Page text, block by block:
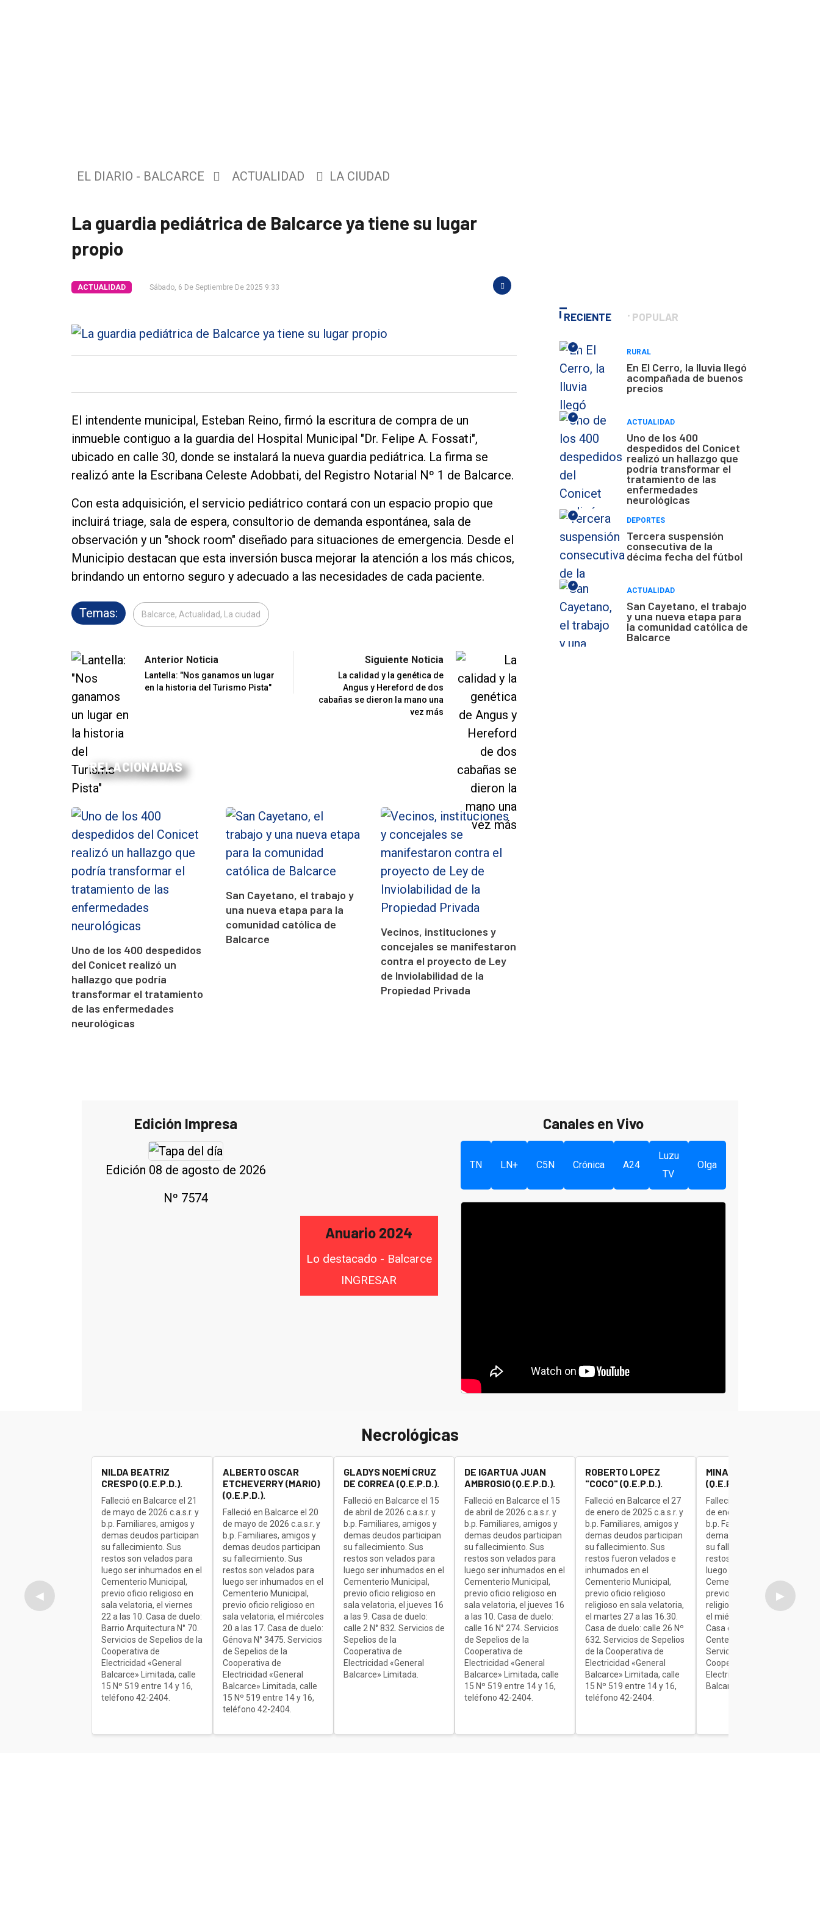
Tendencia
Deportes
Fúnebres
Nosotros
Contacto
EL DIARIO - BALCARCE ACTUALIDAD LA CIUDAD
La guardia pediátrica de Balcarce ya tiene su lugar
propio
ACTUALIDAD Sábado, 6 De Septiembre De 2025 9:33
El intendente municipal, Esteban Reino, firmó la escritura de compra de un
inmueble contiguo a la guardia del Hospital Municipal "Dr. Felipe A. Fossati",
ubicado en calle 30, donde se instalará la nueva guardia pediátrica. La firma se
realizó ante la Escribana Celeste Adobbati, del Registro Notarial Nº 1 de Balcarce.
Con esta adquisición, el servicio pediátrico contará con un espacio propio que
incluirá triage, sala de espera, consultorio de demanda espontánea, sala de
observación y un "shock room" diseñado para situaciones de emergencia. Desde el
Municipio destacan que esta inversión busca mejorar la atención a los más chicos,
brindando un entorno seguro y adecuado a las necesidades de cada paciente.
Temas: Balcarce, Actualidad, La ciudad
Anterior Noticia
Lantella: "Nos ganamos un lugar
en la historia del Turismo Pista"
Siguiente Noticia
La calidad y la genética de
Angus y Hereford de dos
cabañas se dieron la mano una
vez más
RELACIONADAS
Uno de los 400 despedidos
del Conicet realizó un
hallazgo que podría
transformar el tratamiento
de las enfermedades
neurológicas
San Cayetano, el trabajo y
una nueva etapa para la
comunidad católica de
Balcarce
Vecinos, instituciones y
concejales se manifestaron
contra el proyecto de Ley
de Inviolabilidad de la
Propiedad Privada
RECIENTE POPULAR
*
RURAL
En El Cerro, la lluvia llegó
acompañada de buenos
precios
*
ACTUALIDAD
Uno de los 400
despedidos del Conicet
realizó un hallazgo que
podría transformar el
tratamiento de las
enfermedades
neurológicas
*
DEPORTES
Tercera suspensión
consecutiva de la
décima fecha del fútbol
*
ACTUALIDAD
San Cayetano, el trabajo
y una nueva etapa para
la comunidad católica de
Balcarce
Edición Impresa
Edición 08 de agosto de 2026
Nº 7574
Anuario 2024
Lo destacado - Balcarce
INGRESAR
Canales en Vivo
TN LN+ C5N Crónica A24
Luzu
TV
Olga
Necrológicas
◀
NILDA BEATRIZ
CRESPO (Q.E.P.D.).
Falleció en Balcarce el 21
de mayo de 2026 c.a.s.r. y
b.p. Familiares, amigos y
demas deudos participan
su fallecimiento. Sus
restos son velados para
luego ser inhumados en el
Cementerio Municipal,
previo oficio religioso en
sala velatoria, el viernes
22 a las 10. Casa de duelo:
Barrio Arquitectura N° 70.
Servicios de Sepelios de la
Cooperativa de
Electricidad «General
Balcarce» Limitada, calle
15 Nº 519 entre 14 y 16,
teléfono 42-2404.
ALBERTO OSCAR
ETCHEVERRY (MARIO)
(Q.E.P.D.).
Falleció en Balcarce el 20
de mayo de 2026 c.a.s.r. y
b.p. Familiares, amigos y
demas deudos participan
su fallecimiento. Sus
restos son velados para
luego ser inhumados en el
Cementerio Municipal,
previo oficio religioso en
sala velatoria, el miércoles
20 a las 17. Casa de duelo:
Génova N° 3475. Servicios
de Sepelios de la
Cooperativa de
Electricidad «General
Balcarce» Limitada, calle
15 Nº 519 entre 14 y 16,
teléfono 42-2404.
GLADYS NOEMÍ CRUZ
DE CORREA (Q.E.P.D.).
Falleció en Balcarce el 15
de abril de 2026 c.a.s.r. y
b.p. Familiares, amigos y
demas deudos participan
su fallecimiento. Sus
restos son velados para
luego ser inhumados en el
Cementerio Municipal,
previo oficio religioso en
sala velatoria, el jueves 16
a las 9. Casa de duelo:
calle 2 N° 832. Servicios de
Sepelios de la
Cooperativa de
Electricidad «General
Balcarce» Limitada.
DE IGARTUA JUAN
AMBROSIO (Q.E.P.D.).
Falleció en Balcarce el 15
de abril de 2026 c.a.s.r. y
b.p. Familiares, amigos y
demas deudos participan
su fallecimiento. Sus
restos son velados para
luego ser inhumados en el
Cementerio Municipal,
previo oficio religioso en
sala velatoria, el jueves 16
a las 10. Casa de duelo:
calle 16 N° 274. Servicios
de Sepelios de la
Cooperativa de
Electricidad «General
Balcarce» Limitada, calle
15 Nº 519 entre 14 y 16,
teléfono 42-2404.
ROBERTO LOPEZ
"COCO" (Q.E.P.D.).
Falleció en Balcarce el 27
de enero de 2025 c.a.s.r. y
b.p. Familiares, amigos y
demas deudos participan
su fallecimiento. Sus
restos fueron velados e
inhumados en el
Cementerio Municipal,
previo oficio religioso
religioso en sala velatoria,
el martes 27 a las 16.30.
Casa de duelo: calle 26 Nº
632. Servicios de Sepelios
de la Cooperativa de
Electricidad «General
Balcarce» Limitada, calle
15 Nº 519 entre 14 y 16,
teléfono 42-2404.
MINAUDO JOSE "BETA"
(Q.E.P.D.).
Falleció en Balcarce el 27
de enero de 2025 c.a.s.r. y
b.p. Familiares, amigos y
demas deudos participan
su fallecimiento. Sus
restos son velados para
luego ser inhumados en el
Cementerio Municipal,
previo oficio religioso
religioso en sala velatoria,
el miércoles de 7 a 9.30.
Casa de duelo: Av.
Centenario Nº 1840.
Servicios de Sepelios de la
Cooperativa de
Electricidad «General
Balcarce» Limitada.
▶